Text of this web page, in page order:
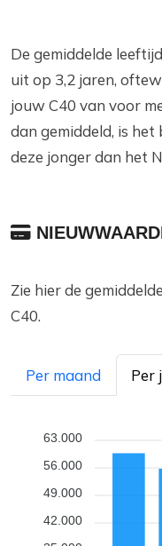
De gemiddelde
uit op 3,2 jaren,
jouw C40 van voor
dan gemiddeld, is
deze jonger dan het
Zie hier de
C40.
Per maand Per
63.000
56.000
49.000
42.000